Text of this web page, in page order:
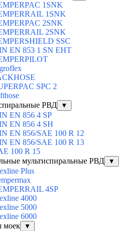
1SNK
1SNK
2SNK
2SNK
SSC
EN 853 1 SN EHT
SPC 2
РВД
▼
EN 856 4 SP
EN 856 4 SH
EN 856/SAE 100 R 12
EN 856/SAE 100 R 13
100 R 15
мультиспиральные РВД
▼
Plus
4SP
4000
5000
6000
моек
▼